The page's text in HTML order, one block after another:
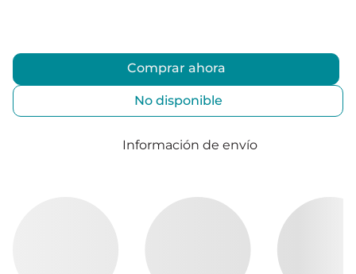
Comprar ahora
No disponible
Información de envío